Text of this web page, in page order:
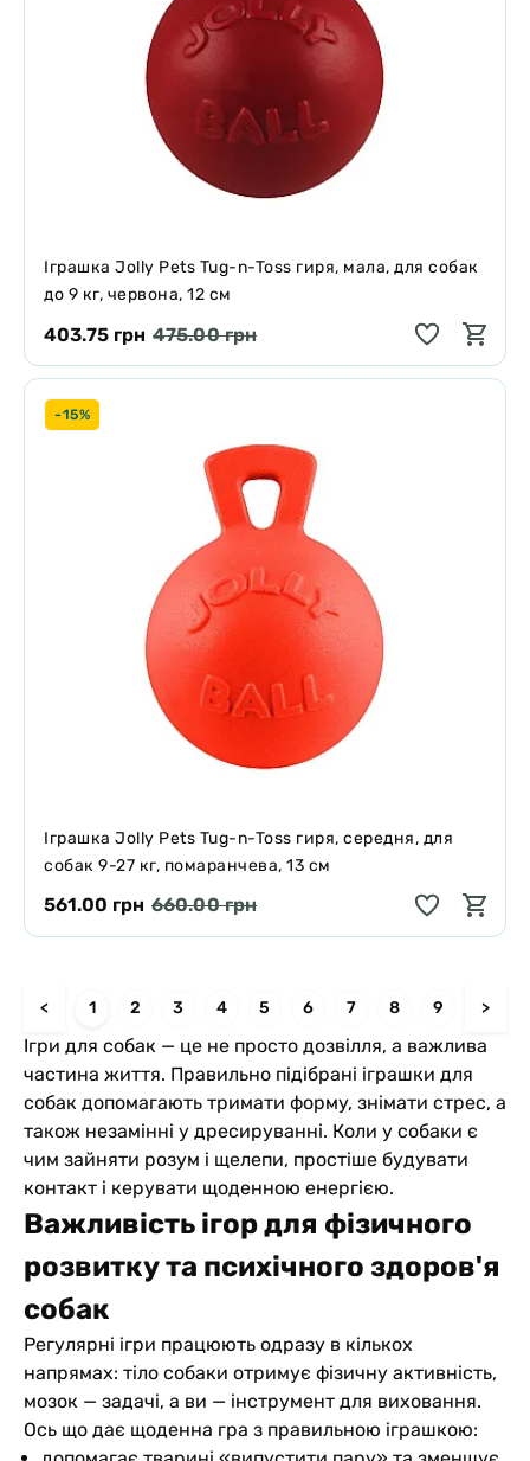
Іграшка Jolly Pets Tug-n-Toss гиря, мала, для собак
до 9 кг, червона, 12 см
403.75 грн 475.00 грн
-15%
Іграшка Jolly Pets Tug-n-Toss гиря, середня, для
собак 9-27 кг, помаранчева, 13 см
561.00 грн 660.00 грн
< 1 2 3 4 5 6 7 8 9 >
Ігри для собак — це не просто дозвілля, а важлива
частина життя. Правильно підібрані іграшки для
собак допомагають тримати форму, знімати стрес, а
також незамінні у дресируванні. Коли у собаки є
чим зайняти розум і щелепи, простіше будувати
контакт і керувати щоденною енергією.
Важливість ігор для фізичного
розвитку та психічного здоров'я
собак
Регулярні ігри працюють одразу в кількох
напрямах: тіло собаки отримує фізичну активність,
мозок — задачі, а ви — інструмент для виховання.
Ось що дає щоденна гра з правильною іграшкою: